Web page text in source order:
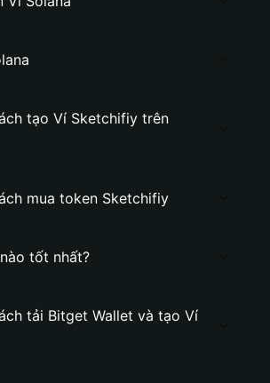
tạo Ví Sketchifiy trên
mua token Sketchifiy
tốt nhất?
tải Bitget Wallet và tạo Ví